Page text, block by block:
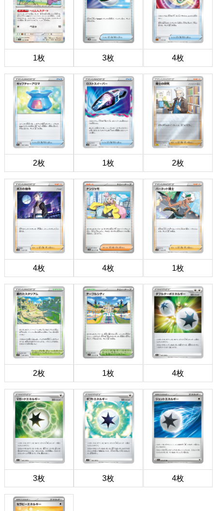
1枚 3枚 4枚
2枚 1枚 2枚
4枚 4枚 1枚
2枚 1枚 4枚
3枚 3枚 4枚